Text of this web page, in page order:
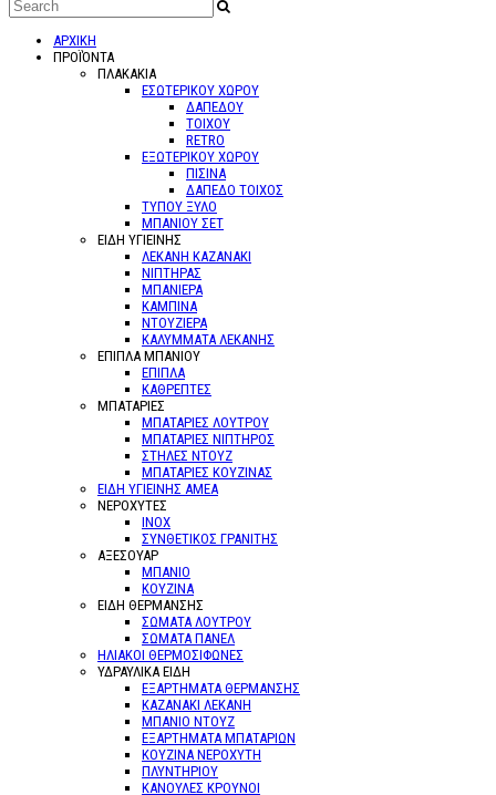
ΑΡΧΙΚΗ
ΠΡΟΪΌΝΤΑ
ΠΛΑΚΑΚΙΑ
ΕΣΩΤΕΡΙΚΟΥ ΧΩΡΟΥ
ΔΑΠΕΔΟΥ
ΤΟΙΧΟΥ
RETRO
ΕΞΩΤΕΡΙΚΟΥ ΧΩΡΟΥ
ΠΙΣΙΝΑ
ΔΑΠΕΔΟ ΤΟΙΧΟΣ
ΤΥΠΟΥ ΞΥΛΟ
ΜΠΑΝΙΟΥ ΣΕΤ
ΕΙΔΗ ΥΓΙΕΙΝΗΣ
ΛΕΚΑΝΗ ΚΑΖΑΝΑΚΙ
ΝΙΠΤΗΡΑΣ
ΜΠΑΝΙΕΡΑ
ΚΑΜΠΙΝΑ
ΝΤΟΥΖΙΕΡΑ
ΚΑΛΥΜΜΑΤΑ ΛΕΚΑΝΗΣ
ΕΠΙΠΛΑ ΜΠΑΝΙΟΥ
ΕΠΙΠΛΑ
ΚΑΘΡΕΠΤΕΣ
ΜΠΑΤΑΡΙΕΣ
ΜΠΑΤΑΡΙΕΣ ΛΟΥΤΡΟΥ
ΜΠΑΤΑΡΙΕΣ ΝΙΠΤΗΡΟΣ
ΣΤΗΛΕΣ ΝΤΟΥΖ
ΜΠΑΤΑΡΙΕΣ ΚΟΥΖΙΝΑΣ
ΕΙΔΗ ΥΓΙΕΙΝΗΣ ΑΜΕΑ
ΝΕΡΟΧΥΤΕΣ
ΙΝΟΧ
ΣΥΝΘΕΤΙΚΟΣ ΓΡΑΝΙΤΗΣ
ΑΞΕΣΟΥΑΡ
ΜΠΑΝΙΟ
ΚΟΥΖΙΝΑ
ΕΙΔΗ ΘΕΡΜΑΝΣΗΣ
ΣΩΜΑΤΑ ΛΟΥΤΡΟΥ
ΣΩΜΑΤΑ ΠΑΝΕΛ
ΗΛΙΑΚΟΙ ΘΕΡΜΟΣΙΦΩΝΕΣ
ΥΔΡΑΥΛΙΚΑ ΕΙΔΗ
ΕΞΑΡΤΗΜΑΤΑ ΘΕΡΜΑΝΣΗΣ
ΚΑΖΑΝΑΚΙ ΛΕΚΑΝΗ
ΜΠΑΝΙΟ ΝΤΟΥΖ
ΕΞΑΡΤΗΜΑΤΑ ΜΠΑΤΑΡΙΩΝ
ΚΟΥΖΙΝΑ ΝΕΡΟΧΥΤΗ
ΠΛΥΝΤΗΡΙΟΥ
ΚΑΝΟΥΛΕΣ ΚΡΟΥΝΟΙ